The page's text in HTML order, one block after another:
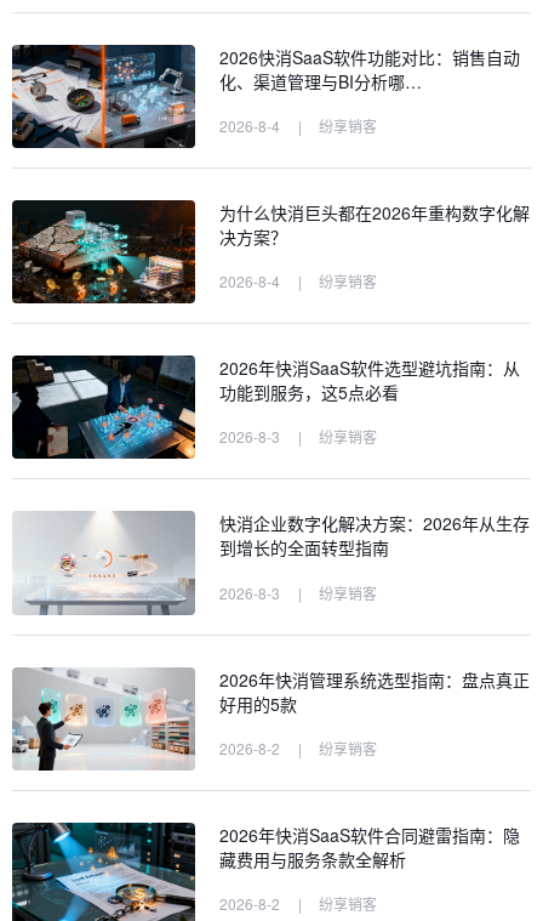
2026快消SaaS软件功能对比：销售自动
化、渠道管理与BI分析哪…
2026-8-4 | 纷享销客
为什么快消巨头都在2026年重构数字化解
决方案？
2026-8-4 | 纷享销客
2026年快消SaaS软件选型避坑指南：从
功能到服务，这5点必看
2026-8-3 | 纷享销客
快消企业数字化解决方案：2026年从生存
到增长的全面转型指南
2026-8-3 | 纷享销客
2026年快消管理系统选型指南：盘点真正
好用的5款
2026-8-2 | 纷享销客
2026年快消SaaS软件合同避雷指南：隐
藏费用与服务条款全解析
2026-8-2 | 纷享销客